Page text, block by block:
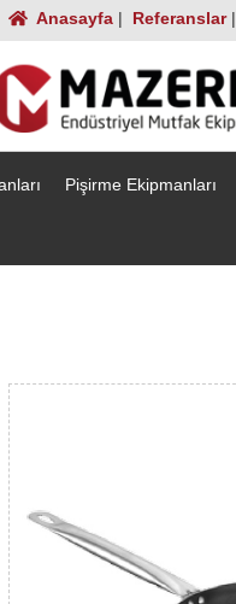
Anasayfa | Referanslar|
Pişirme Ekipmanları